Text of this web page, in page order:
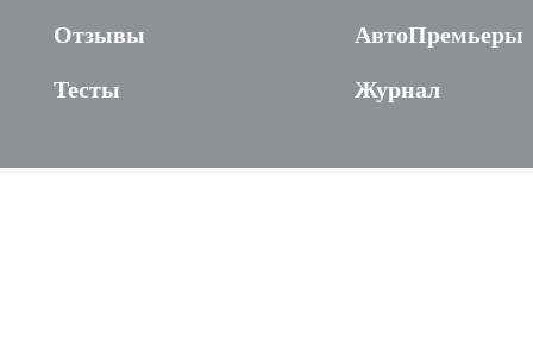
Отзывы
Тесты
АвтоПремьеры
Журнал